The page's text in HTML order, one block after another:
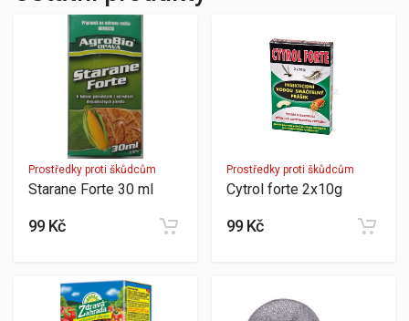
Prostředky proti škůdcům
Starane Forte 30 ml
99 Kč
Prostředky proti škůdcům
Cytrol forte 2x10g
99 Kč